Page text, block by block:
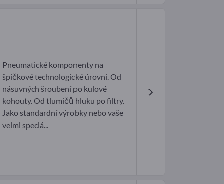
Pneumatické komponenty na
špičkové technologické úrovni. Od
násuvných šroubení po kulové
kohouty. Od tlumičů hluku po filtry.
Jako standardní výrobky nebo vaše
velmi speciá...